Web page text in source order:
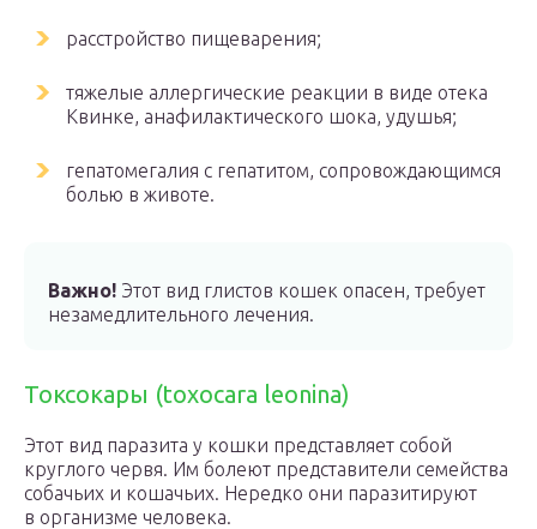
расстройство пищеварения;
тяжелые аллергические реакции в виде отека
Квинке, анафилактического шока, удушья;
гепатомегалия с гепатитом, сопровождающимся
болью в животе.
Важно! Этот вид глистов кошек опасен, требует
незамедлительного лечения.
Токсокары (toxocara leonina)
Этот вид паразита у кошки представляет собой
круглого червя. Им болеют представители семейства
собачьих и кошачьих. Нередко они паразитируют
в организме человека.